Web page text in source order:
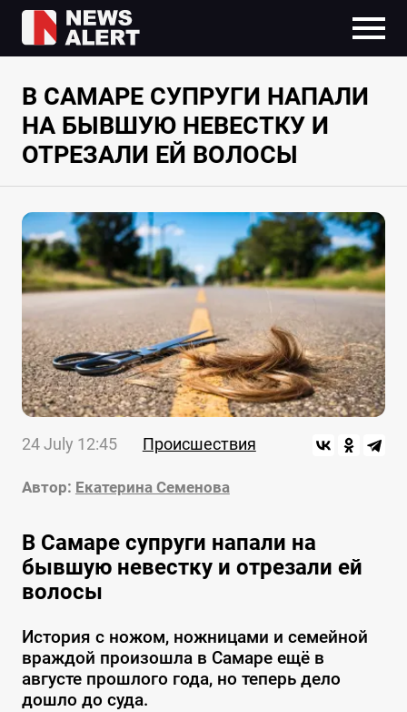
В САМАРЕ СУПРУГИ НАПАЛИ
НА БЫВШУЮ НЕВЕСТКУ И
ОТРЕЗАЛИ ЕЙ ВОЛОСЫ
24 July 12:45 Происшествия
Автор: Екатерина Семенова
В Самаре супруги напали на
бывшую невестку и отрезали ей
волосы
История с ножом, ножницами и семейной
враждой произошла в Самаре ещё в
августе прошлого года, но теперь дело
дошло до суда.